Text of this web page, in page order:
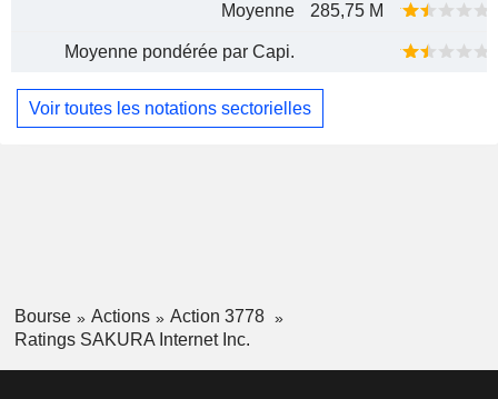
Moyenne
285,75 M
Moyenne pondérée par Capi.
Voir toutes les notations sectorielles
Bourse Actions
Action 3778
Ratings SAKURA Internet Inc.